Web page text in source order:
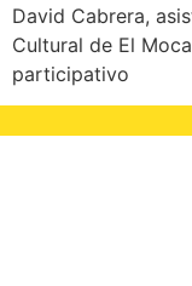
David Cabrera,
Cultural de El
participativo